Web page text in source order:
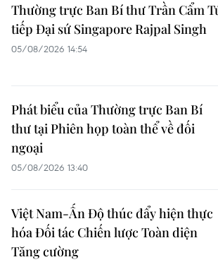
Thường trực Ban Bí thư Trần Cẩm
tiếp Đại sứ Singapore Rajpal Singh
05/08/2026 14:54
Phát biểu của Thường trực Ban Bí
thư tại Phiên họp toàn thể về đối
ngoại
05/08/2026 13:40
Việt Nam-Ấn Độ thúc đẩy hiện thực
hóa Đối tác Chiến lược Toàn diện
Tăng cường